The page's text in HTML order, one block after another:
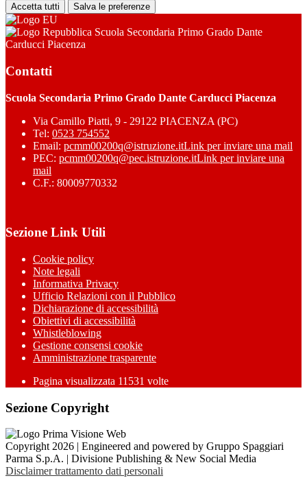
Accetta tutti Salva le preferenze
Scuola Secondaria Primo Grado Dante
Carducci Piacenza
Contatti
Scuola Secondaria Primo Grado Dante Carducci Piacenza
Via Camillo Piatti, 9 - 29122 PIACENZA (PC)
Tel: 0523 754552
Email: pcmm00200q@istruzione.itLink per inviare una mail
PEC: pcmm00200q@pec.istruzione.itLink per inviare una
mail
C.F.: 80009770332
Sezione Link Utili
Cookie policy
Note legali
Informativa Privacy
Ufficio Relazioni con il Pubblico
Dichiarazione di accessibilità
Obiettivi di accessibilità
Whistleblowing
Gestione consensi cookie
Amministrazione trasparente
Pagina visualizzata 11531 volte
Sezione Copyright
Copyright 2026 | Engineered and powered by Gruppo Spaggiari
Parma S.p.A. | Divisione Publishing & New Social Media
Disclaimer trattamento dati personali